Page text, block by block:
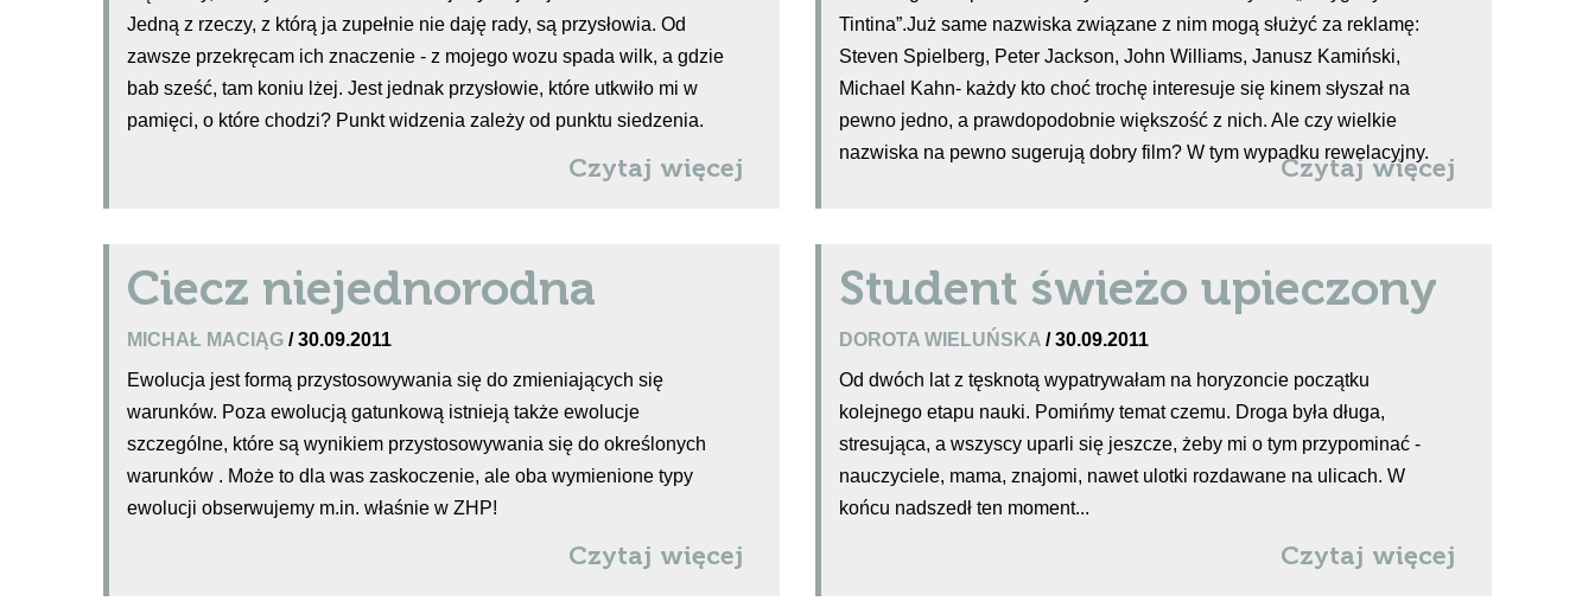
Jedną z rzeczy, z którą ja zupełnie nie daję rady, są przysłowia. Od
zawsze przekręcam ich znaczenie - z mojego wozu spada wilk, a gdzie
bab sześć, tam koniu lżej. Jest jednak przysłowie, które utkwiło mi w
pamięci, o które chodzi? Punkt widzenia zależy od punktu siedzenia.
Czytaj więcej
Tintina”.Już same nazwiska związane z nim mogą służyć za reklamę:
Steven Spielberg, Peter Jackson, John Williams, Janusz Kamiński,
Michael Kahn- każdy kto choć trochę interesuje się kinem słyszał na
pewno jedno, a prawdopodobnie większość z nich. Ale czy wielkie
nazwiska na pewno sugerują dobry film? W tym wypadku rewelacyjny.
Czytaj więcej
Ciecz niejednorodna
MICHAŁ MACIĄG / 30.09.2011
Ewolucja jest formą przystosowywania się do zmieniających się
warunków. Poza ewolucją gatunkową istnieją także ewolucje
szczególne, które są wynikiem przystosowywania się do określonych
warunków . Może to dla was zaskoczenie, ale oba wymienione typy
ewolucji obserwujemy m.in. właśnie w ZHP!
Czytaj więcej
Student świeżo upieczony
DOROTA WIELUŃSKA / 30.09.2011
Od dwóch lat z tęsknotą wypatrywałam na horyzoncie początku
kolejnego etapu nauki. Pomińmy temat czemu. Droga była długa,
stresująca, a wszyscy uparli się jeszcze, żeby mi o tym przypominać -
nauczyciele, mama, znajomi, nawet ulotki rozdawane na ulicach. W
końcu nadszedł ten moment...
Czytaj więcej